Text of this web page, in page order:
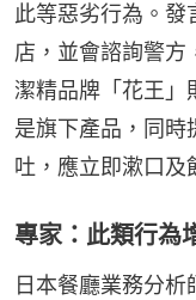
此等惡劣行為。發
店，並會諮詢警方
潔精品牌「花王」
是旗下產品，同時
吐，應立即漱口及
專家：此類行
日本餐廳業務分